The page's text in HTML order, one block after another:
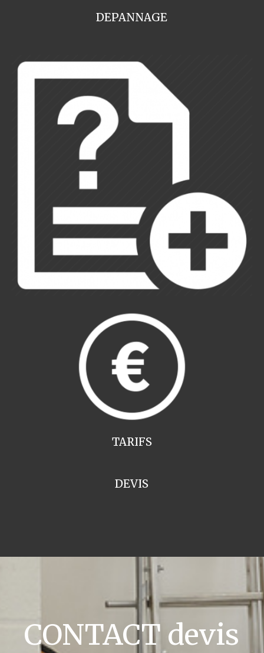
DEPANNAGE
TARIFS
DEVIS
CONTACT devis